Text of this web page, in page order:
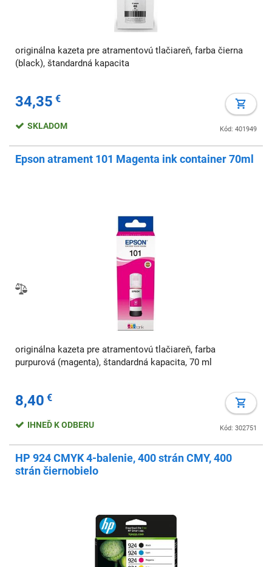
originálna kazeta pre atramentovú tlačiareň, farba čierna
(black), štandardná kapacita
34,35 €
Kód: 401949
SKLADOM
Epson atrament 101 Magenta ink container 70ml
originálna kazeta pre atramentovú tlačiareň, farba
purpurová (magenta), štandardná kapacita, 70 ml
8,40 €
Kód: 302751
IHNEĎ K ODBERU
HP 924 CMYK 4-balenie, 400 strán CMY, 400
strán čiernobielo